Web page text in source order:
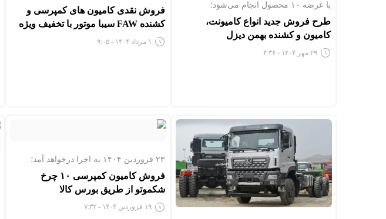
با عرضه ۱۰ محصول انجام می‌شود؛
طرح فروش جدید انواع کامیونت،
کامیون و کشنده بهمن دیزل
۲۹ مهر ۱۴۰۴ - ۴:۳۶
فروش نقدی کامیون های کمپرسی و
کشنده FAW سیبا موتور با تخفیف ویژه
۱ مرداد ۱۴۰۴ - ۹:۰۵
۲۳ فروردین ۱۴۰۴ به اجرا درخواهد آمد؛
فروش کامیون کمپرسی ۱۰ چرخ
شکموتو از طریق بورس کالا
۱۹ فروردین ۱۴۰۴ - ۷:۳۲